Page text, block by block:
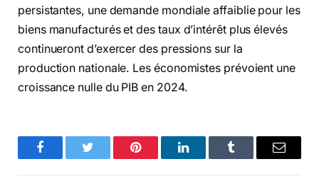
persistantes, une demande mondiale affaiblie pour les
biens manufacturés et des taux d’intérêt plus élevés
continueront d’exercer des pressions sur la
production nationale. Les économistes prévoient une
croissance nulle du PIB en 2024.
FacebookTwitter Pinterest LinkedInTumblr Email